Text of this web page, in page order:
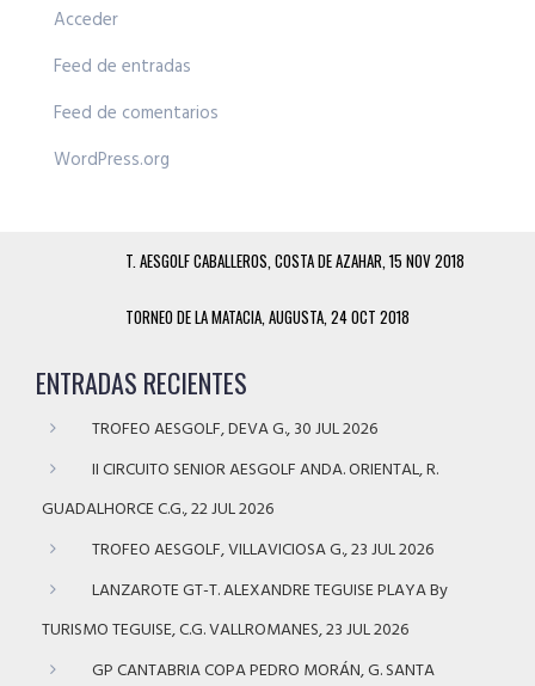
Acceder
Feed de entradas
Feed de comentarios
WordPress.org
T. AESGOLF CABALLEROS, COSTA DE AZAHAR, 15 NOV 2018
TORNEO DE LA MATACIA, AUGUSTA, 24 OCT 2018
ENTRADAS RECIENTES
TROFEO AESGOLF, DEVA G., 30 JUL 2026
II CIRCUITO SENIOR AESGOLF ANDA. ORIENTAL, R.
GUADALHORCE C.G., 22 JUL 2026
TROFEO AESGOLF, VILLAVICIOSA G., 23 JUL 2026
LANZAROTE GT-T. ALEXANDRE TEGUISE PLAYA By
TURISMO TEGUISE, C.G. VALLROMANES, 23 JUL 2026
GP CANTABRIA COPA PEDRO MORÁN, G. SANTA